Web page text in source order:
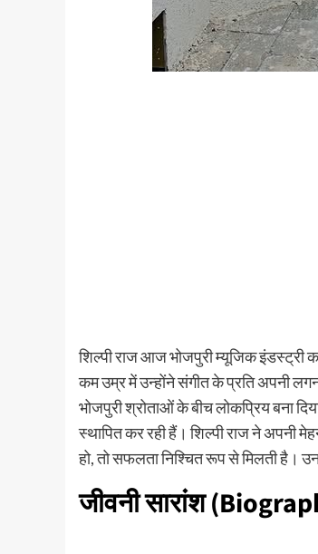
शिल्पी राज आज भोजपुरी म्यूजिक इंडस्ट्री
कम उम्र में उन्होंने संगीत के प्रति अपनी
भोजपुरी श्रोताओं के बीच लोकप्रिय बना
स्थापित कर रही हैं। शिल्पी राज ने अपनी
हो, तो सफलता निश्चित रूप से मिलती है।
जीवनी सारांश